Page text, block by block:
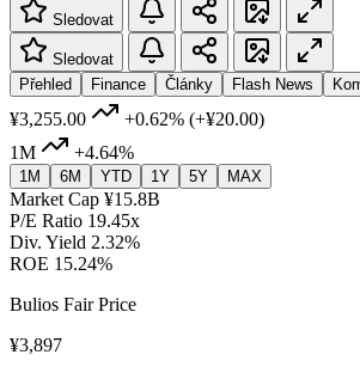
Sledovat
Sledovat
Přehled
Finance Články Flash News
¥3,255.00 +0.62% (+¥20.00)
1M
+4.64%
1M 6M YTD 1Y 5Y MAX
Market Cap ¥15.8B
P/E Ratio 19.45x
Div. Yield 2.32%
ROE 15.24%
Bulios Fair Price
¥3,897